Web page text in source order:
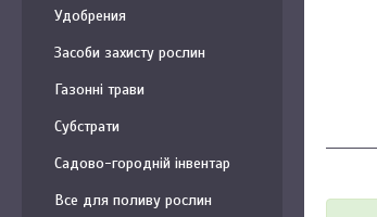
Удобрения
Засоби захисту рослин
Газонні трави
Субстрати
Садово-городній інвентар
Все для поливу рослин